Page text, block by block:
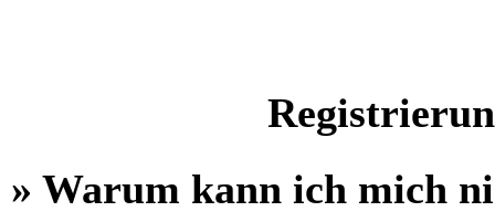
» Warum kann ich mich